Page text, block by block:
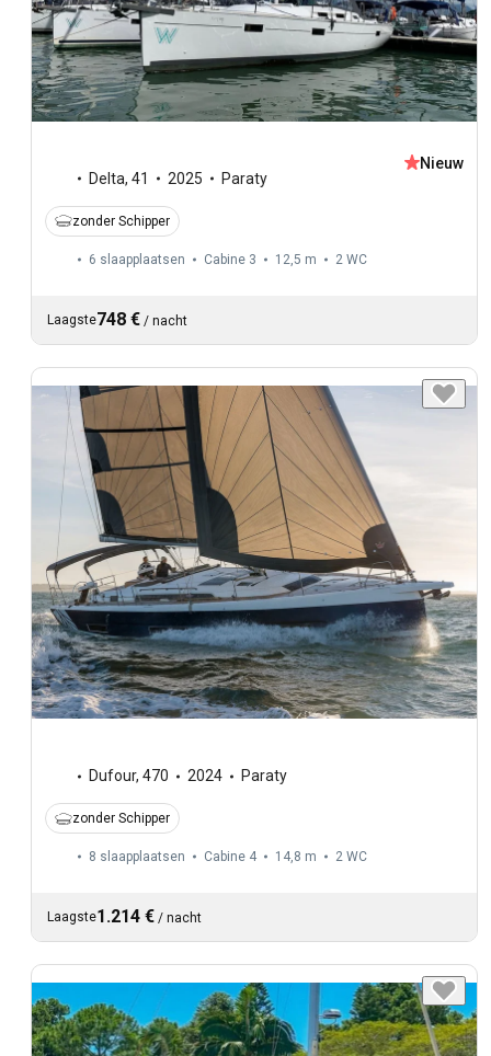
Delta, 41 2025 Paraty
Nieuw
zonder Schipper
6 slaapplaatsen Cabine 3 12,5 m 2 WC
Laagste748 € / nacht
Dufour, 470 2024 Paraty
zonder Schipper
8 slaapplaatsen Cabine 4 14,8 m 2 WC
Laagste1.214 € / nacht